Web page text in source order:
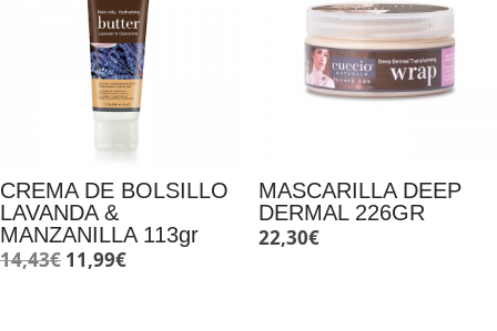
CREMA DE BOLSILLO
LAVANDA &
MANZANILLA 113gr
14,43€ El
11,99€El
MASCARILLA DEEP
DERMAL 226GR
22,30€